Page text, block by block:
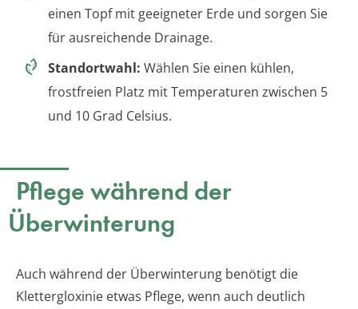
einen Topf mit geeigneter Erde und sorgen Sie
für ausreichende Drainage.
Standortwahl: Wählen Sie einen kühlen,
frostfreien Platz mit Temperaturen zwischen 5
und 10 Grad Celsius.
Pflege während der
Überwinterung
Auch während der Überwinterung benötigt die
Klettergloxinie etwas Pflege, wenn auch deutlich